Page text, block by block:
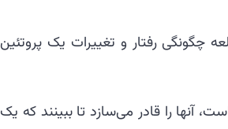
چگونگی رفتار و تغییرات یک پروتئین
آنها را قادر می‌سازد تا ببینند که یک